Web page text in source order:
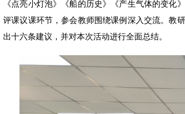
《点亮小灯泡》《船的历史》《产生气体的变化
评课议课环节，参会教师围绕课例深入交流。教
出十六条建议，并对本次活动进行全面总结。